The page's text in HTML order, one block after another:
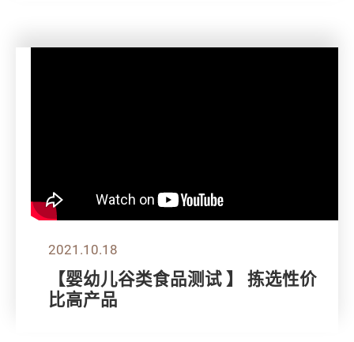
2021.10.18
【婴幼儿谷类食品测试 】 拣选性价
比高产品